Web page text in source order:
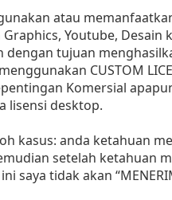
atau
Youtube,
dengan tujuan
CUSTOM
Komersial
lisensi desktop.
kasus: anda ketahuan
setelah ketahuan
tidak akan